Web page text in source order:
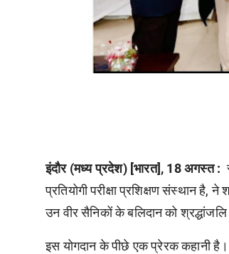
इंदौर (मध्य प्रदेश) [भारत], 18 अगस्त :
प्रतियोगी परीक्षा प्रशिक्षण संस्थान है,ने
उन वीर सैनिकों के बलिदान को श्रद्धांजलि
इस योगदान के पीछे एक प्रेरक कहानी है।